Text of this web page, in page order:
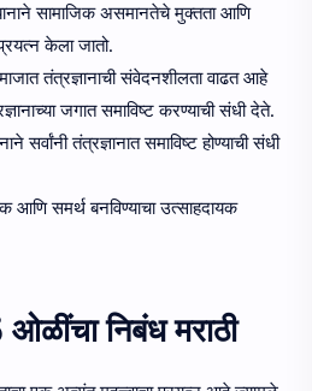
सामाजिक असमानतेचे मुक्तता आणि
केला जातो.
तंत्रज्ञानाची संवेदनशीलता वाढत आहे
जगात समाविष्ट करण्याची संधी देते.
सर्वांनी तंत्रज्ञानात समाविष्ट होण्याची संधी
आणि समर्थ बनविण्याचा उत्साहदायक
निबंध मराठी